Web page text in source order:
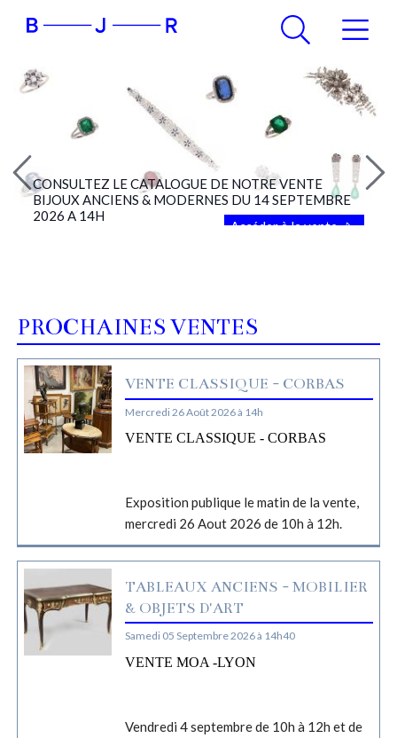
CONSULTEZ LE CATALOGUE DE NOTRE VENTE
BIJOUX ANCIENS & MODERNES DU 14 SEPTEMBRE
2026 A 14H
Accéder à la vente
PROCHAINES VENTES
VENTE CLASSIQUE - CORBAS
Mercredi 26 Août 2026 à 14h
VENTE CLASSIQUE - CORBAS
Exposition publique le matin de la vente,
mercredi 26 Aout 2026 de 10h à 12h.
TABLEAUX ANCIENS - MOBILIER
& OBJETS D'ART
Samedi 05 Septembre 2026 à 14h40
VENTE MOA -LYON
Vendredi 4 septembre de 10h à 12h et de